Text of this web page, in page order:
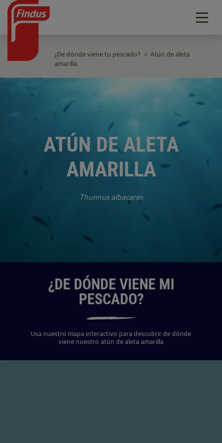
ATÚN DE ALETA
AMARILLA
Thunnus albacares
¿DE DÓNDE VIENE MI
PESCADO?
Usa nuestro mapa interactivo para descubrir de dónde
viene nuestro atún de aleta amarilla
¿De dónde viene tu pescado? > Atún de aleta
amarilla